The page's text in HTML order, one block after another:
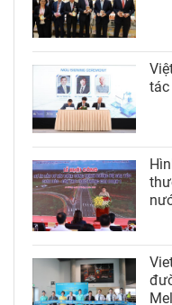
tác